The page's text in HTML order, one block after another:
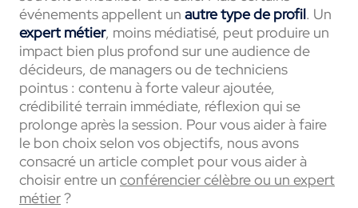
événements appellent un autre type de profil. Un
expert métier, moins médiatisé, peut produire un
impact bien plus profond sur une audience de
décideurs, de managers ou de techniciens
pointus : contenu à forte valeur ajoutée,
crédibilité terrain immédiate, réflexion qui se
prolonge après la session. Pour vous aider à faire
le bon choix selon vos objectifs, nous avons
consacré un article complet pour vous aider à
choisir entre un conférencier célèbre ou un expert
métier?